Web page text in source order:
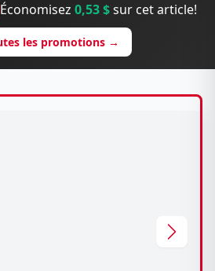
Économisez 0,53 $sur cet article!
les promotions →